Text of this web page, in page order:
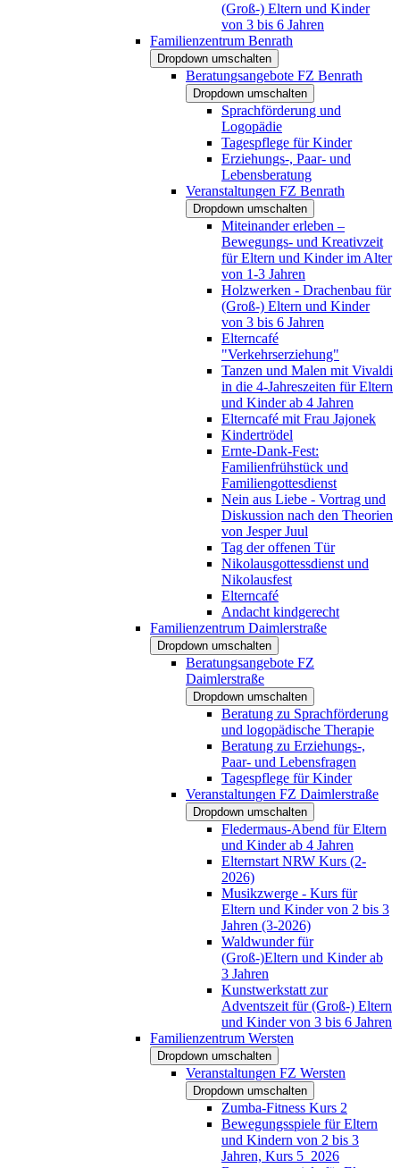
(Groß-) Eltern und Kinder
von 3 bis 6 Jahren
Familienzentrum Benrath
Dropdown umschalten
Beratungsangebote FZ Benrath
Dropdown umschalten
Sprachförderung und
Logopädie
Tagespflege für Kinder
Erziehungs-, Paar- und
Lebensberatung
Veranstaltungen FZ Benrath
Dropdown umschalten
Miteinander erleben –
Bewegungs- und Kreativzeit
für Eltern und Kinder im Alter
von 1-3 Jahren
Holzwerken - Drachenbau für
(Groß-) Eltern und Kinder
von 3 bis 6 Jahren
Elterncafé
"Verkehrserziehung"
Tanzen und Malen mit Vivaldi
in die 4-Jahreszeiten für Eltern
und Kinder ab 4 Jahren
Elterncafé mit Frau Jajonek
Kindertrödel
Ernte-Dank-Fest:
Familienfrühstück und
Familiengottesdienst
Nein aus Liebe - Vortrag und
Diskussion nach den Theorien
von Jesper Juul
Tag der offenen Tür
Nikolausgottessdienst und
Nikolausfest
Elterncafé
Andacht kindgerecht
Familienzentrum Daimlerstraße
Dropdown umschalten
Beratungsangebote FZ
Daimlerstraße
Dropdown umschalten
Beratung zu Sprachförderung
und logopädische Therapie
Beratung zu Erziehungs-,
Paar- und Lebensfragen
Tagespflege für Kinder
Veranstaltungen FZ Daimlerstraße
Dropdown umschalten
Fledermaus-Abend für Eltern
und Kinder ab 4 Jahren
Elternstart NRW Kurs (2-
2026)
Musikzwerge - Kurs für
Eltern und Kinder von 2 bis 3
Jahren (3-2026)
Waldwunder für
(Groß-)Eltern und Kinder ab
3 Jahren
Kunstwerkstatt zur
Adventszeit für (Groß-) Eltern
und Kinder von 3 bis 6 Jahren
Familienzentrum Wersten
Dropdown umschalten
Veranstaltungen FZ Wersten
Dropdown umschalten
Zumba-Fitness Kurs 2
Bewegungsspiele für Eltern
und Kindern von 2 bis 3
Jahren, Kurs 5_2026